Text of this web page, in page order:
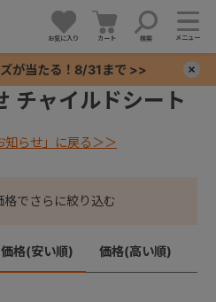
お気に入り カート 検索 メニュー
が当たる！8/31まで >>
チャイルドシート
知らせ」に戻る＞＞
格でさらに絞り込む
価格(安い順) 価格(高い順)